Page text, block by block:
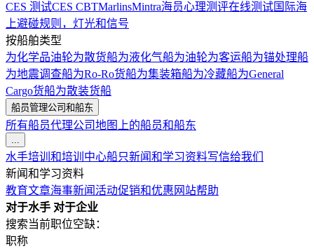
CES 测试CES CBTMarlinsMintra海员心理测评在线测试国际海
上避碰规则，灯光和信号
按船舶类型
为化学品油轮为散货船为液化气船为油轮为客运船为锚处理船
为地震调查船为Ro-Ro货船为集装箱船为冷藏船为General
Cargo货船为散装货船
船员管理公司和船东
所有船员代理公司地图上的船员和船东
...
水手培训和培训中心船只新闻和学习资料写信给我们
新闻和学习资料
教育文章海事新闻活动促销和优惠 网站帮助
对于水手 对于企业
搜索当前职位空缺：
职称